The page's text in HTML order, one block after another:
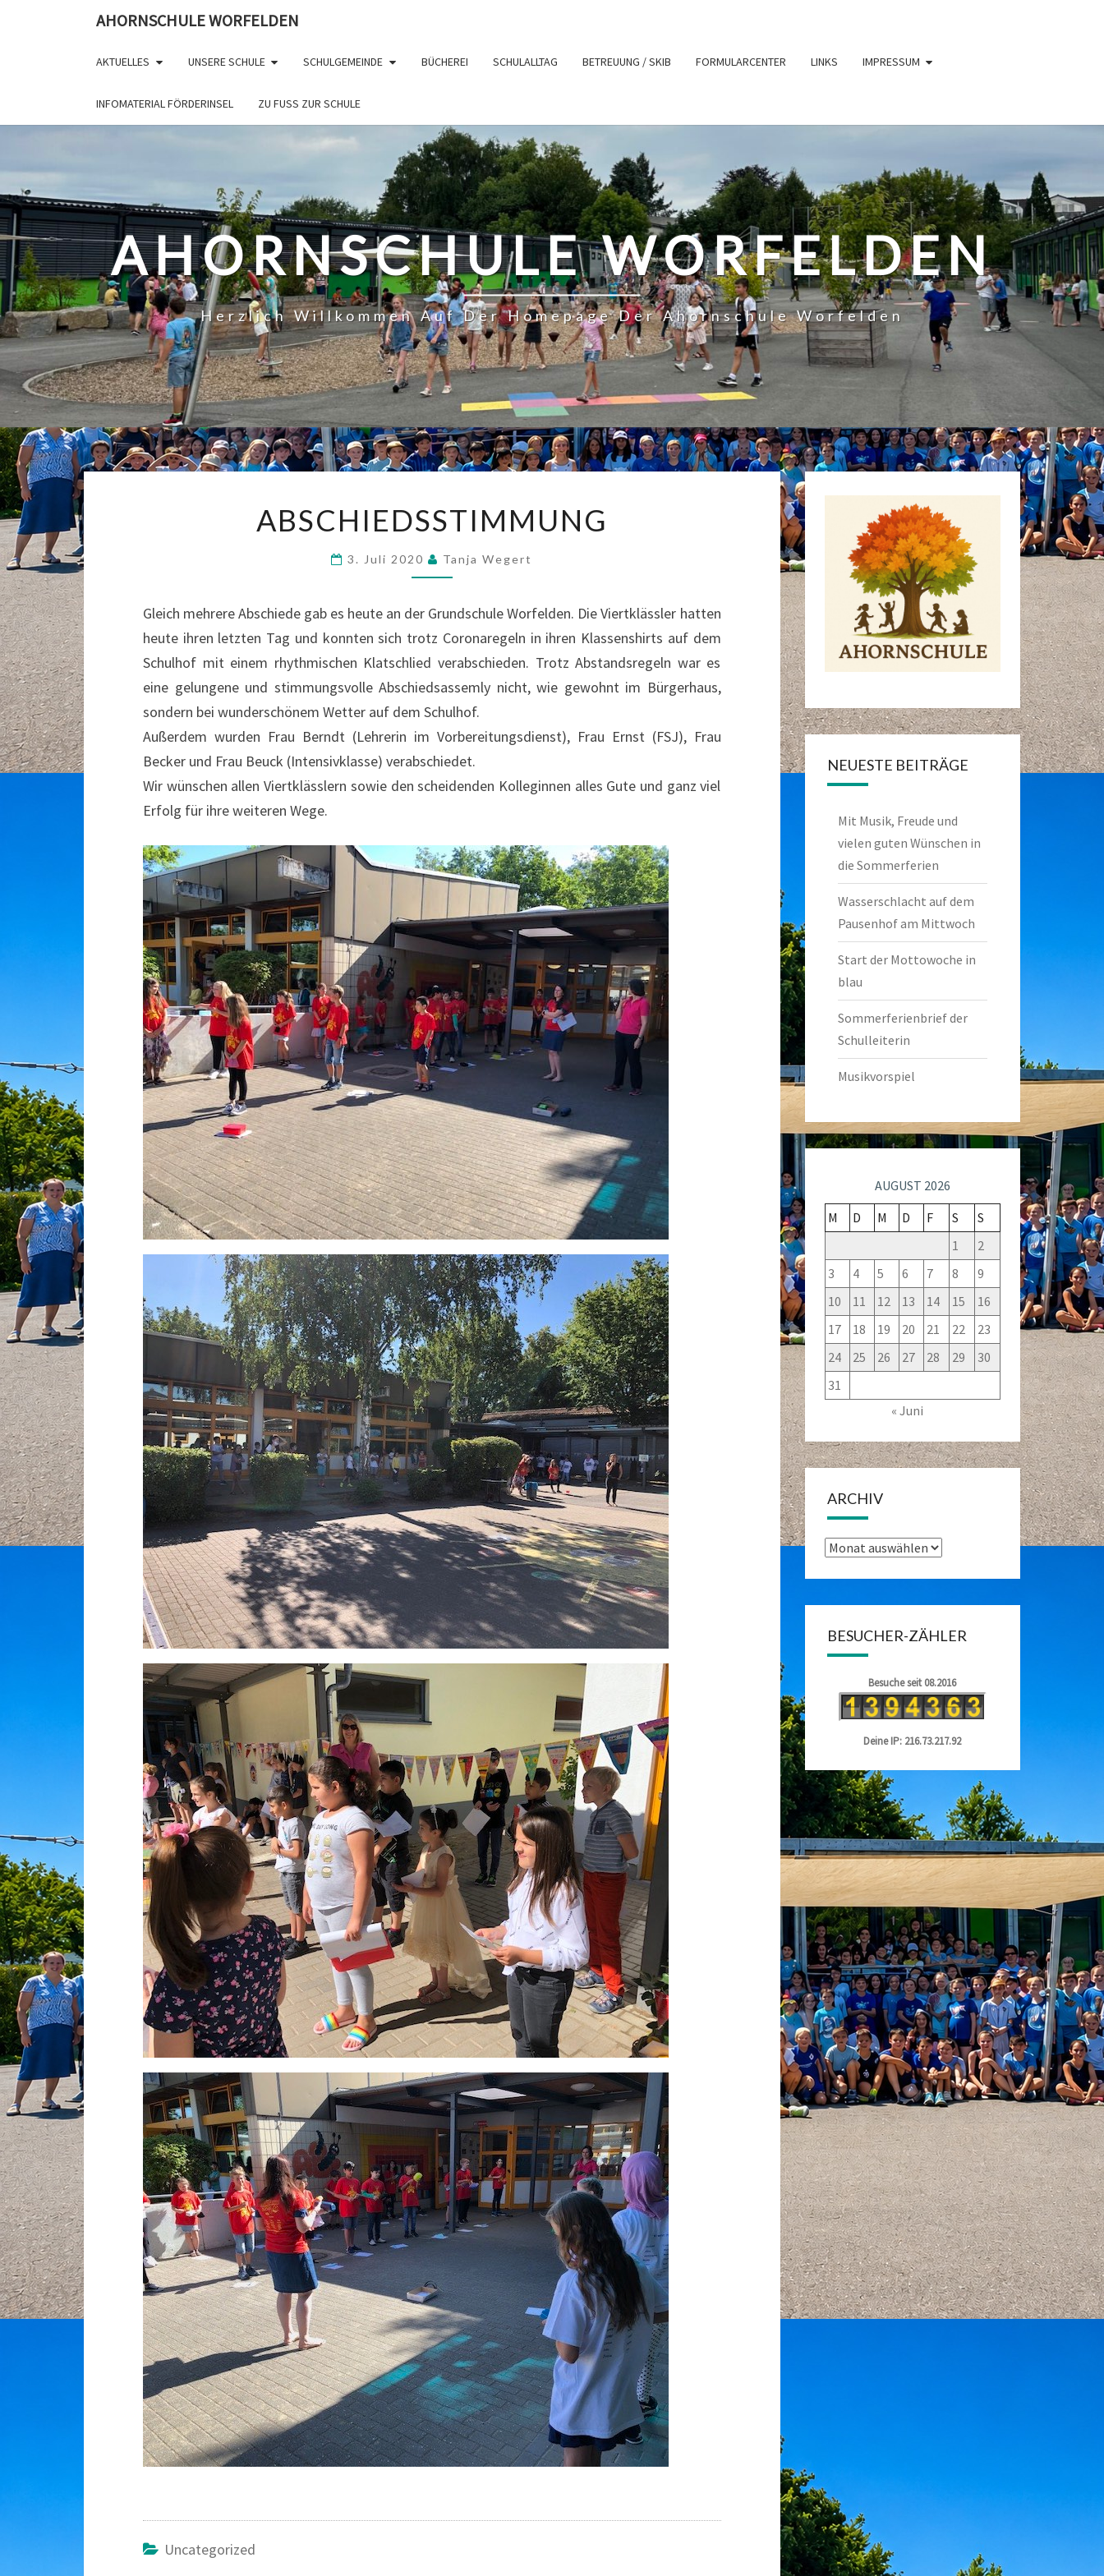
AHORNSCHULE WORFELDEN
AKTUELLES UNSERE SCHULE SCHULGEMEINDE BÜCHEREI SCHULALLTAG BETREUUNG / SKIB FORMULARCENTER LINKS IMPRESSUM
INFOMATERIAL FÖRDERINSEL ZU FUSS ZUR SCHULE
AHORNSCHULE WORFELDEN
Herzlich Willkommen Auf Der Homepage Der Ahornschule Worfelden
ABSCHIEDSSTIMMUNG
3. Juli 2020 Tanja Wegert
Gleich mehrere Abschiede gab es heute an der Grundschule Worfelden. Die Viertklässler hatten
heute ihren letzten Tag und konnten sich trotz Coronaregeln in ihren Klassenshirts auf dem
Schulhof mit einem rhythmischen Klatschlied verabschieden. Trotz Abstandsregeln war es
eine gelungene und stimmungsvolle Abschiedsassemly nicht, wie gewohnt im Bürgerhaus,
sondern bei wunderschönem Wetter auf dem Schulhof.
Außerdem wurden Frau Berndt (Lehrerin im Vorbereitungsdienst), Frau Ernst (FSJ), Frau
Becker und Frau Beuck (Intensivklasse) verabschiedet.
Wir wünschen allen Viertklässlern sowie den scheidenden Kolleginnen alles Gute und ganz viel
Erfolg für ihre weiteren Wege.
Uncategorized
NEUESTE BEITRÄGE
Mit Musik, Freude und
vielen guten Wünschen in
die Sommerferien
Wasserschlacht auf dem
Pausenhof am Mittwoch
Start der Mottowoche in
blau
Sommerferienbrief der
Schulleiterin
Musikvorspiel
AUGUST 2026
M
D M D F S
S
1
2
3
4 5 6 7 8
9
10
11 12 13 14 15
16
17
18 19 20 21 22
23
24
25 26 27 28 29
30
31
« Juni
ARCHIV
Archiv
BESUCHER-ZÄHLER
Besuche seit 08.2016
Deine IP: 216.73.217.92